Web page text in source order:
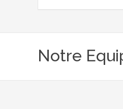
Notre